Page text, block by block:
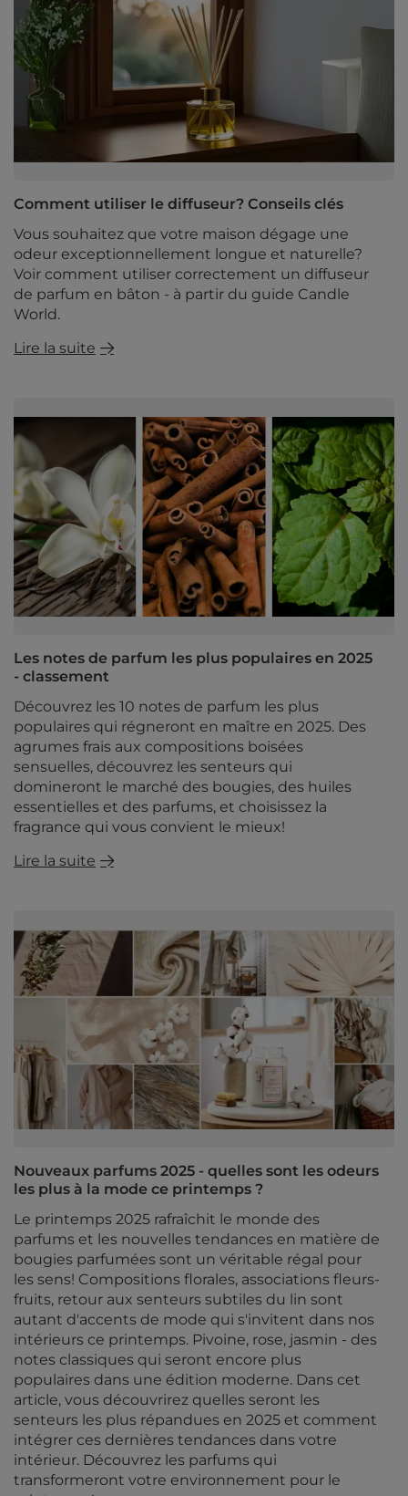
Comment utiliser le diffuseur? Conseils clés
Vous souhaitez que votre maison dégage une
odeur exceptionnellement longue et naturelle?
Voir comment utiliser correctement un diffuseur
de parfum en bâton - à partir du guide Candle
World.
Lire la suite
Les notes de parfum les plus populaires en 2025
- classement
Découvrez les 10 notes de parfum les plus
populaires qui régneront en maître en 2025. Des
agrumes frais aux compositions boisées
sensuelles, découvrez les senteurs qui
domineront le marché des bougies, des huiles
essentielles et des parfums, et choisissez la
fragrance qui vous convient le mieux!
Lire la suite
Nouveaux parfums 2025 - quelles sont les odeurs
les plus à la mode ce printemps ?
Le printemps 2025 rafraîchit le monde des
parfums et les nouvelles tendances en matière de
bougies parfumées sont un véritable régal pour
les sens! Compositions florales, associations fleurs-
fruits, retour aux senteurs subtiles du lin sont
autant d'accents de mode qui s'invitent dans nos
intérieurs ce printemps. Pivoine, rose, jasmin - des
notes classiques qui seront encore plus
populaires dans une édition moderne. Dans cet
article, vous découvrirez quelles seront les
senteurs les plus répandues en 2025 et comment
intégrer ces dernières tendances dans votre
intérieur. Découvrez les parfums qui
transformeront votre environnement pour le